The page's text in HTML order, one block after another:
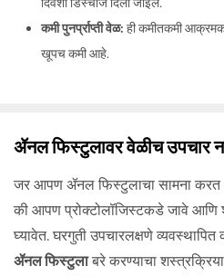
कमी पुनर्प्राप्ती वेळ: ही कमीतकमी आक्रमक
खूपच कमी आहे.
ॲनल फिस्टुलावर वेळीच उपचार
जर आपण ॲनल फिस्टुलाचा सामना करत
की आपण प्रोक्टोलॉजिस्टकडे जावे आणि
घ्यावेत. घरगुती उपचारलक्षणे
ॲनल फिस्टुलाबरे करण्याचा शस्त्रक्रिया